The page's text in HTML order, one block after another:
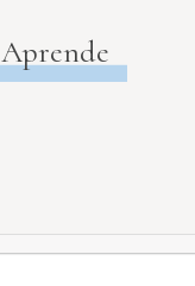
Aprende